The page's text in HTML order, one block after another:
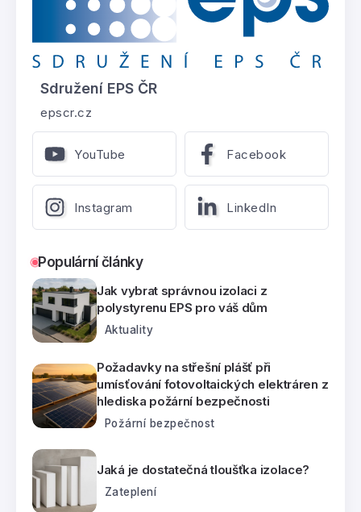
Sdružení EPS ČR
epscr.cz
YouTube Facebook
Instagram LinkedIn
Populární články
Jak vybrat správnou izolaci z
polystyrenu EPS pro váš dům
Aktuality
Požadavky na střešní plášť při
umísťování fotovoltaických elektráren z
hlediska požární bezpečnosti
Požární bezpečnost
Jaká je dostatečná tloušťka izolace?
Zateplení